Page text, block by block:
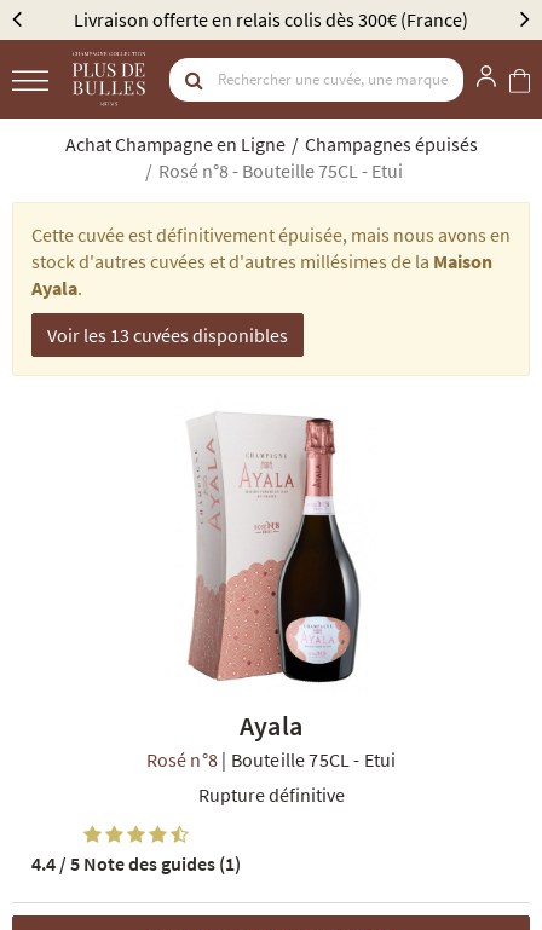
NOS COFFRETS DÉCOUVERTES NOS MEILLEURES VENTES
(France) Élu Meilleur Caviste Champagne par
Achat Champagne en Ligne
Champagnes épuisés
Rosé n°8 - Bouteille 75CL - Etui
Cette cuvée est définitivement épuisée, mais nous avons en
stock d'autres cuvées et d'autres millésimes de la Maison
Ayala.
Voir les 13 cuvées disponibles
Ayala
Rosé n°8 | Bouteille 75CL- Etui
Rupture définitive
4.4 / 5Note des guides (1)